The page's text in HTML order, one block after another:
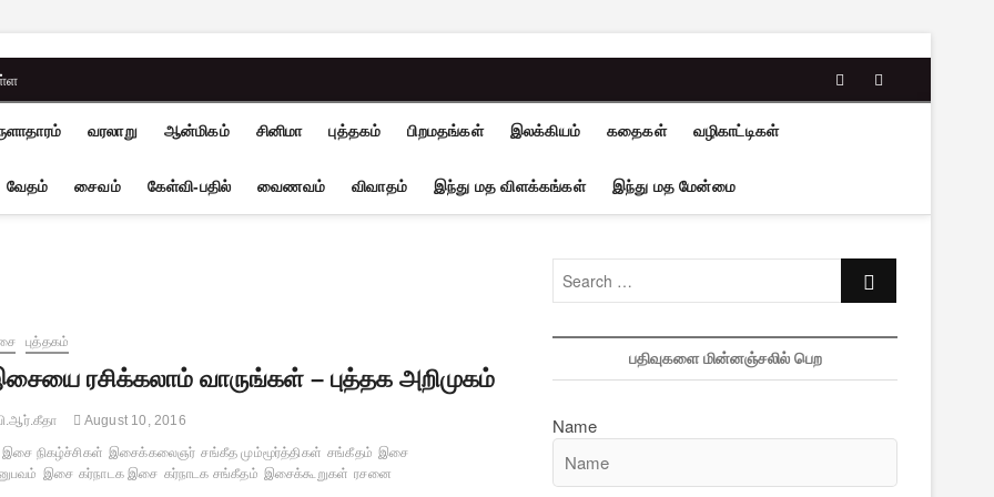
facebooktwitter
வரலாறு ஆன்மிகம் சினிமா புத்தகம் பிறமதங்கள் இலக்கியம் கதைகள் வழிகாட்டிகள்
வேதம் சைவம் கேள்வி-பதில் வைணவம் விவாதம் இந்து மத விளக்கங்கள் இந்து மத மேன்மை
புத்தகம்
ரசிக்கலாம் வாருங்கள் – புத்தக அறிமுகம்
August 10, 2016
இசை நிகழ்ச்சிகள் இசைக்கலைஞர் சங்கீத மும்மூர்த்திகள் சங்கீதம் இசை
இசை கர்நாடக இசை கர்நாடக சங்கீதம் இசைக்கூறுகள் ரசனை
பதிவுகளை மின்னஞ்சலில் பெற
Name